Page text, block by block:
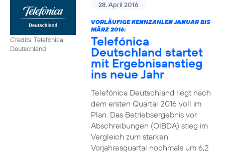
Credits: Telefónica
Deutschland
28. April 2016
VORLÄUFIGE KENNZAHLEN JANUAR BIS
MÄRZ 2016:
Telefónica
Deutschland startet
mit Ergebnisanstieg
ins neue Jahr
Telefónica Deutschland liegt nach
dem ersten Quartal 2016 voll im
Plan. Das Betriebsergebnis vor
Abschreibungen (OIBDA) stieg im
Vergleich zum starken
Vorjahresquartal nochmals um 6,2